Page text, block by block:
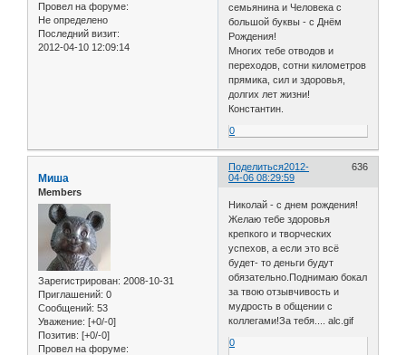
Провел на форуме:
Не определено
Последний визит:
2012-04-10 12:09:14
семьянина и Человека с
большой буквы - с Днём
Рождения!
Многих тебе отводов и
переходов, сотни километров
прямика, сил и здоровья,
долгих лет жизни!
Константин.
0
Поделиться 636
2012-
04-06 08:29:59
Миша
Members
Зарегистрирован: 2008-10-31
Приглашений: 0
Сообщений: 53
Уважение: [+0/-0]
Позитив: [+0/-0]
Провел на форуме:
Николай - с днем рождения!
Желаю тебе здоровья
крепкого и творческих
успехов, а если это всё
будет- то деньги будут
обязательно.Поднимаю бокал
за твою отзывчивость и
мудрость в общении с
коллегами!За тебя.... alc.gif
0